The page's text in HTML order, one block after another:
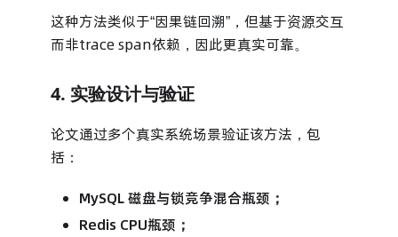
这种方法类似于“因果链回溯”，但基于资源交互
而非trace span依赖，因此更真实可靠。
4. 实验设计与验证
论文通过多个真实系统场景验证该方法，包
括：
MySQL 磁盘与锁竞争混合瓶颈；
Redis CPU瓶颈；